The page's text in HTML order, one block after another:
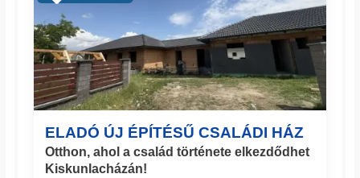
ELADÓ ÚJ ÉPÍTÉSŰ CSALÁDI HÁZ
Otthon, ahol a család története elkezdődhet
Kiskunlacházán!